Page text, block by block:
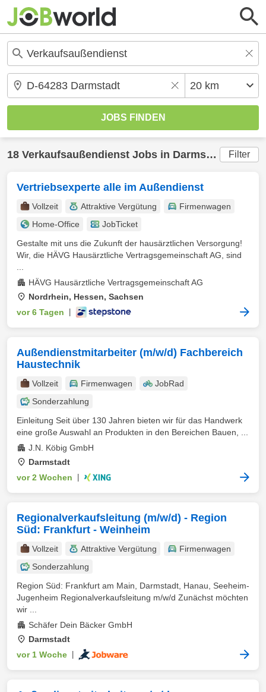
18 Verkaufsaußendienst Jobs in Darmstadt (20
Filter
Vertriebsexperte alle im Außendienst
Vollzeit Attraktive Vergütung
Firmenwagen
Home-Office
JobTicket
Gestalte mit uns die Zukunft der hausärztlichen Versorgung!
Wir, die HÄVG Hausärztliche Vertragsgemeinschaft AG, sind
HÄVG Hausärztliche Vertragsgemeinschaft AG
Nordrhein, Hessen, Sachsen
vor 6 Tagen
Außendienstmitarbeiter (m/w/d) Fachbereich
Haustechnik
Vollzeit Firmenwagen
JobRad
Sonderzahlung
Einleitung Seit über 130 Jahren bieten wir für das Handwerk
eine große Auswahl an Produkten in den Bereichen Bauen, ...
J.N. Köbig GmbH
Darmstadt
vor 2 Wochen
Regionalverkaufsleitung (m/w/d) - Region
Süd: Frankfurt - Weinheim
Vollzeit Attraktive Vergütung
Firmenwagen
Sonderzahlung
Region Süd: Frankfurt am Main, Darmstadt, Hanau, Seeheim-
Jugenheim Regionalverkaufsleitung m/w/d Zunächst möchten
wir ...
Schäfer Dein Bäcker GmbH
Darmstadt
vor 1 Woche